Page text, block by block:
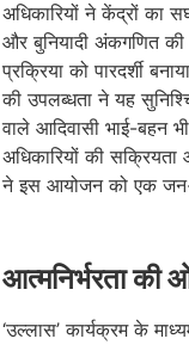
अधिकारियों ने केंद्रों का
और बुनियादी अंकगणित की
प्रक्रिया को पारदर्शी
की उपलब्धता ने यह
वाले आदिवासी भाई-बहन
अधिकारियों की सक्रियता
ने इस आयोजन को एक
आत्मनिर्भरता
‘उल्लास’ कार्यक्रम के